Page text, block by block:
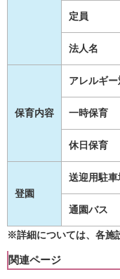
定員
法人名
保育内容
アレルギ
一時保育
休日保育
登園
送迎用駐車
通園バス
※詳細については、各施
関連ページ